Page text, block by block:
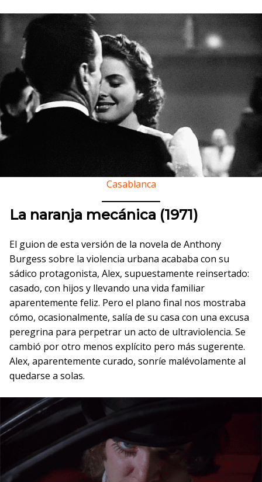
Casablanca
La naranja mecánica (1971)
El guion de esta versión de la novela de Anthony
Burgess sobre la violencia urbana acababa con su
sádico protagonista, Alex, supuestamente reinsertado:
casado, con hijos y llevando una vida familiar
aparentemente feliz. Pero el plano final nos mostraba
cómo, ocasionalmente, salía de su casa con una excusa
peregrina para perpetrar un acto de ultraviolencia. Se
cambió por otro menos explícito pero más sugerente.
Alex, aparentemente curado, sonríe malévolamente al
quedarse a solas.